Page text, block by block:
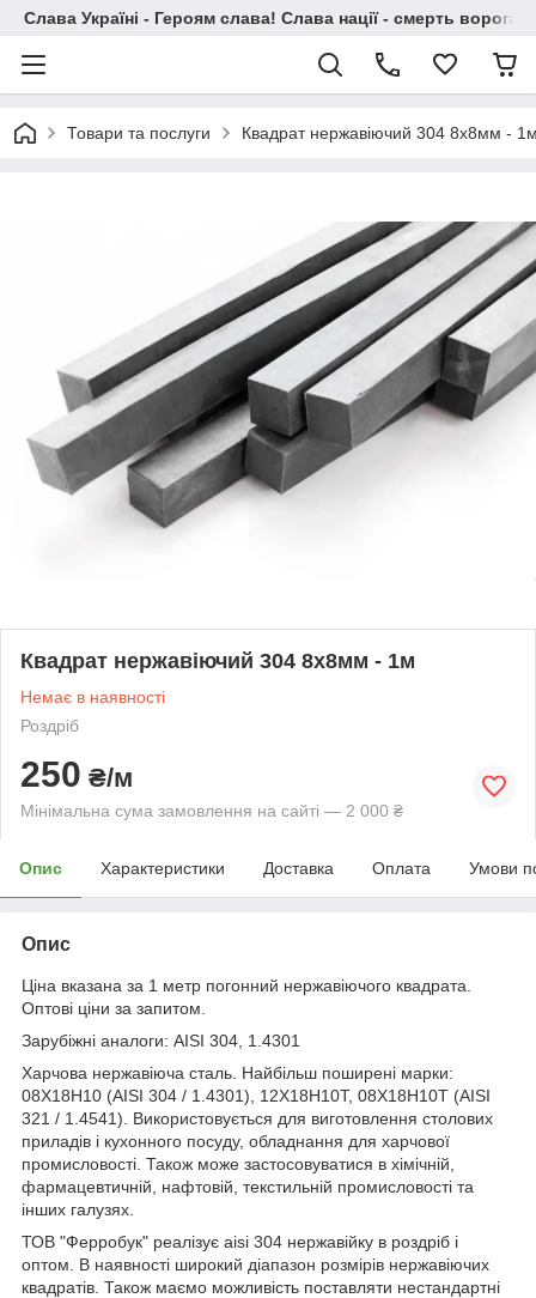
Слава Україні - Героям слава! Слава нації - смерть
Товари та послуги Квадрат нержавіючий 304 8х8мм -
Квадрат нержавіючий 304 8х8мм - 1м
Немає в наявності
Роздріб
250 ₴/м
Мінімальна сума замовлення на сайті — 2 000 ₴
Опис Характеристики Доставка Оплата Умови
Опис
Ціна вказана за 1 метр погонний нержавіючого квадрата.
Оптові ціни за запитом.
Зарубіжні аналоги: AISI 304, 1.4301
Харчова нержавіюча сталь. Найбільш поширені марки:
08Х18Н10 (AISI 304 / 1.4301), 12Х18Н10Т, 08Х18Н10Т (AISI
321 / 1.4541). Використовується для виготовлення столових
приладів і кухонного посуду, обладнання для харчової
промисловості. Також може застосовуватися в хімічній,
фармацевтичній, нафтовій, текстильній промисловості та
інших галузях.
ТОВ "Ферробук" реалізує aisi 304 нержавійку в роздріб і
оптом. В наявності широкий діапазон розмірів нержавіючих
квадратів. Також маємо можливість поставляти нестандартні